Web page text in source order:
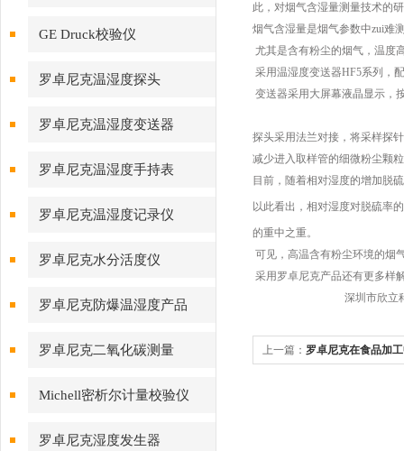
GE Druck校验仪
罗卓尼克温湿度探头
罗卓尼克温湿度变送器
罗卓尼克温湿度手持表
罗卓尼克温湿度记录仪
罗卓尼克水分活度仪
罗卓尼克防爆温湿度产品
罗卓尼克二氧化碳测量
Michell密析尔计量校验仪
罗卓尼克湿度发生器
此，对烟气含湿量测量技术的
烟气含湿量是烟气参数中zui难
尤其是含有粉尘的烟气，温度
采用温湿度变送器HF5系列，
变送器采用大屏幕液晶显示，
探头采用法兰对接，将采样探
减少进入取样管的细微粉尘颗
目前，随着相对湿度的增加脱
以此看出，相对湿度对脱硫率
的重中之重。
可见，高温含有粉尘环境的烟
采用罗卓尼克产品还有更多样
深圳市欣立科技
上一篇： 罗卓尼克在食品加